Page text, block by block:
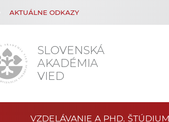
SLOVENSKÁ
AKADÉMIA
VIED
AKTUÁLNE ODKAZY
VZDELÁVANIE A PHD.